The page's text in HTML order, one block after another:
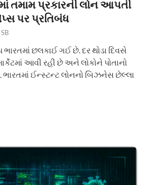
તમામ પ્રકારની લોન આપતી
પર પ્રતિબંધ
SB
છલકાઈ ગઈ છે. દર થોડા દિવસે
આવી રહી છે અને લોકોને પોતાનો
ભારતમાં ઈન્સ્ટન્ટ લોનનો બિઝનેસ છેલ્લા